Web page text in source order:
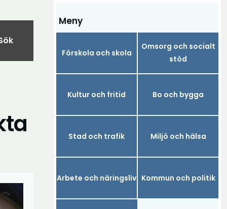
Meny
Förskola och skola
Omsorg och socialt
stöd
Kultur och fritid Bo och bygga
Stad och trafik Miljö och hälsa
Arbete och näringsliv Kommun och politik